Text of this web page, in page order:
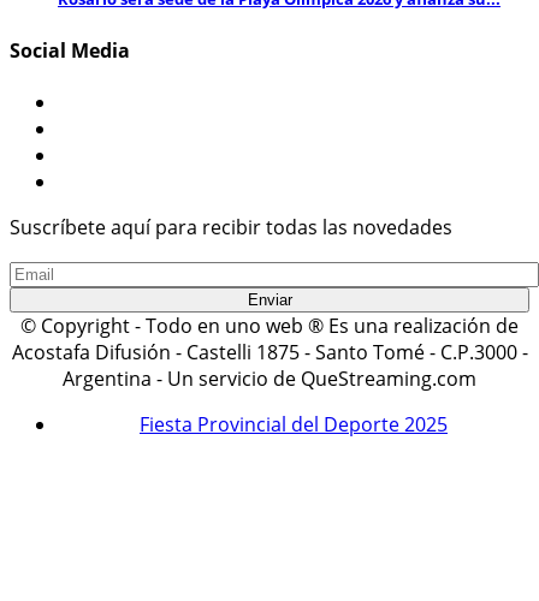
Social Media
Suscríbete aquí para recibir todas las novedades
© Copyright - Todo en uno web ® Es una realización de
Acostafa Difusión - Castelli 1875 - Santo Tomé - C.P.3000 -
Argentina - Un servicio de QueStreaming.com
Fiesta Provincial del Deporte 2025